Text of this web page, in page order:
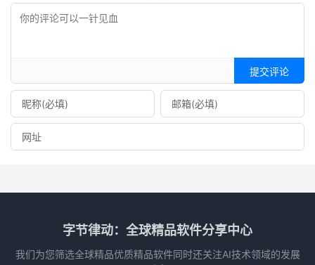
提交评论
字节律动：全球精品软件分享中心
我们为您筛选全球精品优质精品软件同时还关注AI技术领域的发展